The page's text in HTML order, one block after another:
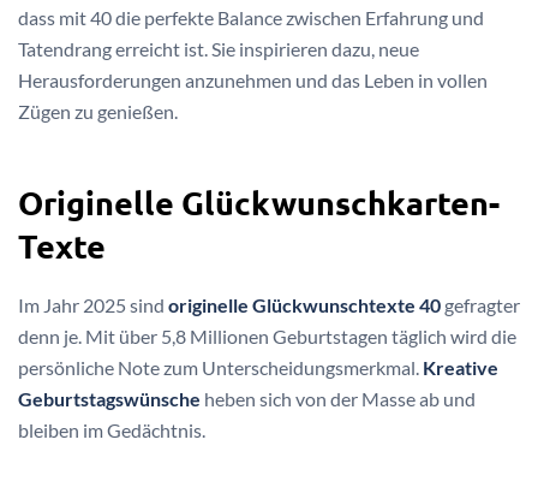
dass mit 40 die perfekte Balance zwischen Erfahrung und
Tatendrang erreicht ist. Sie inspirieren dazu, neue
Herausforderungen anzunehmen und das Leben in vollen
Zügen zu genießen.
Originelle Glückwunschkarten-
Texte
Im Jahr 2025 sind originelle Glückwunschtexte 40 gefragter
denn je. Mit über 5,8 Millionen Geburtstagen täglich wird die
persönliche Note zum Unterscheidungsmerkmal. Kreative
Geburtstagswünsche heben sich von der Masse ab und
bleiben im Gedächtnis.